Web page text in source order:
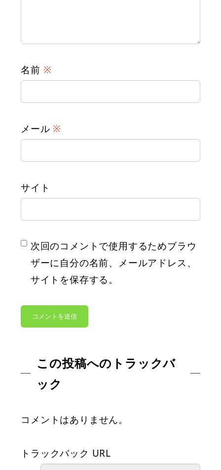
名前 ※
メール ※
サイト
次回のコメントで使用するためブラウ
ザーに自分の名前、メールアドレス、
サイトを保存する。
この投稿へのトラックバ
ック
コメントはありません。
トラックバック URL